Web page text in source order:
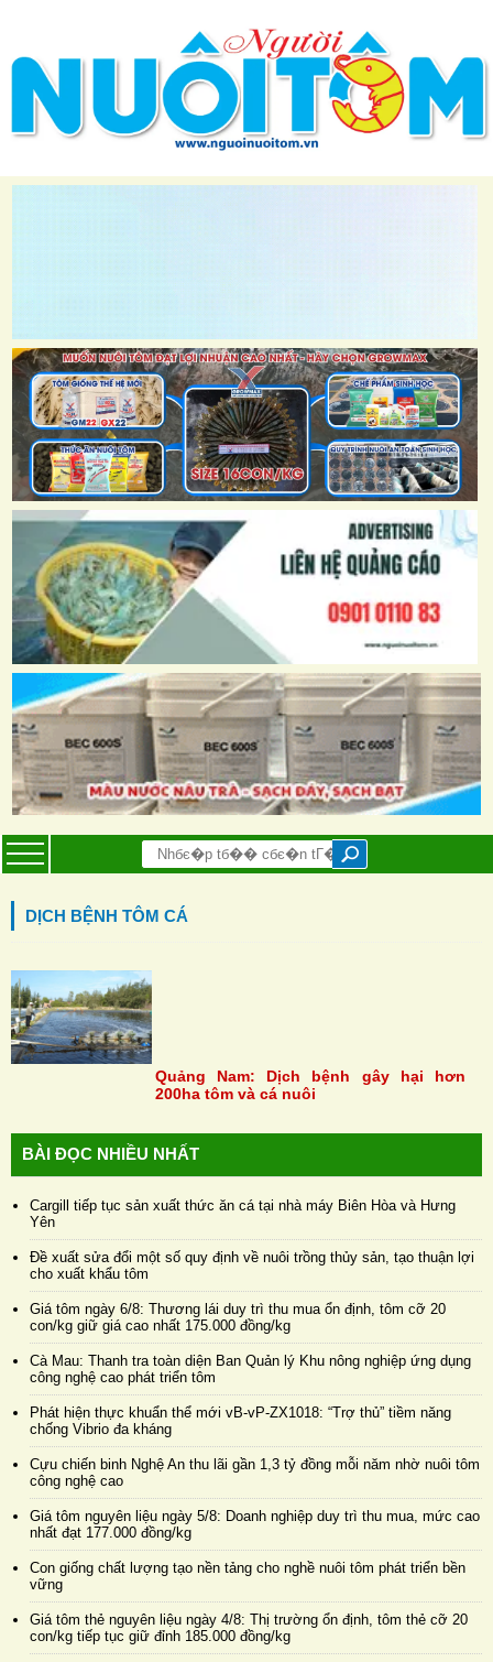
DỊCH BỆNH TÔM CÁ
Quảng Nam: Dịch bệnh gây hại hơn
200ha tôm và cá nuôi
BÀI ĐỌC NHIỀU NHẤT
Cargill tiếp tục sản xuất thức ăn cá tại nhà máy Biên Hòa và Hưng
Yên
Đề xuất sửa đổi một số quy định về nuôi trồng thủy sản, tạo thuận lợi
cho xuất khẩu tôm
Giá tôm ngày 6/8: Thương lái duy trì thu mua ổn định, tôm cỡ 20
con/kg giữ giá cao nhất 175.000 đồng/kg
Cà Mau: Thanh tra toàn diện Ban Quản lý Khu nông nghiệp ứng dụng
công nghệ cao phát triển tôm
Phát hiện thực khuẩn thể mới vB-vP-ZX1018: “Trợ thủ” tiềm năng
chống Vibrio đa kháng
Cựu chiến binh Nghệ An thu lãi gần 1,3 tỷ đồng mỗi năm nhờ nuôi tôm
công nghệ cao
Giá tôm nguyên liệu ngày 5/8: Doanh nghiệp duy trì thu mua, mức cao
nhất đạt 177.000 đồng/kg
Con giống chất lượng tạo nền tảng cho nghề nuôi tôm phát triển bền
vững
Giá tôm thẻ nguyên liệu ngày 4/8: Thị trường ổn định, tôm thẻ cỡ 20
con/kg tiếp tục giữ đỉnh 185.000 đồng/kg